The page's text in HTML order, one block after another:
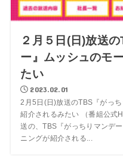
２月５日(日)放送
ー』ムッシュのモ
たい
2023.02.01
2月5日(日)放送のTBS『がっ
紹介されるみたい （番組公式
送の、TBS『がっちりマンデ
ニングが紹介される...